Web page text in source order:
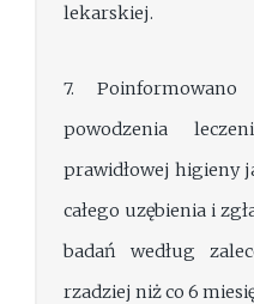
lekarskiej.
7.
powodzenia
prawidłowej higieny
całego uzębienia i
badań według
rzadziej niż co 6